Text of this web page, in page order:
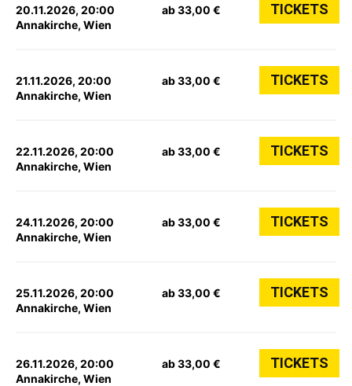
20.11.2026, 20:00
Annakirche, Wien
ab 33,00 € TICKETS
21.11.2026, 20:00
Annakirche, Wien
ab 33,00 € TICKETS
22.11.2026, 20:00
Annakirche, Wien
ab 33,00 € TICKETS
24.11.2026, 20:00
Annakirche, Wien
ab 33,00 € TICKETS
25.11.2026, 20:00
Annakirche, Wien
ab 33,00 € TICKETS
26.11.2026, 20:00
Annakirche, Wien
ab 33,00 € TICKETS